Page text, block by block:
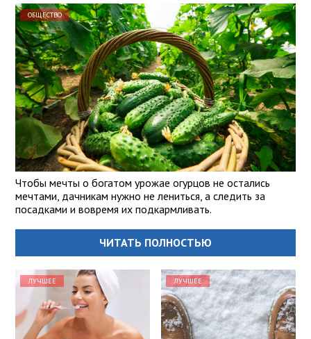
ОБЩЕСТВО
Чтобы мечты о богатом урожае огурцов не остались
мечтами, дачникам нужно не лениться, а следить за
посадками и вовремя их подкармливать.
ЧИТАТЬ ПОЛНОСТЬЮ
ЛУЧШЕЕ ЛУЧШЕЕ